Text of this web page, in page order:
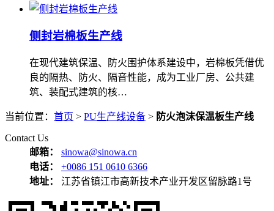
侧封岩棉板生产线
在现代建筑保温、防火围护体系建设中，岩棉板凭借优
良的隔热、防火、隔音性能，成为工业厂房、公共建
筑、装配式建筑的核…
当前位置： 首页 > PU生产线设备 > 防火泡沫保温板生产线
Contact Us
邮箱：
sinowa@sinowa.cn
电话：
+0086 151 0610 6366
地址：
江苏省镇江市高新技术产业开发区留脉路1号